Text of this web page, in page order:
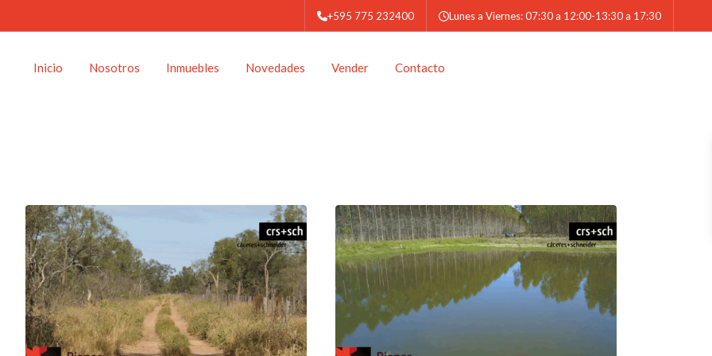
+595 775 232400 Lunes a Viernes: 07:30 a 12:00-13:30 a 17:30
Inicio Nosotros Inmuebles Novedades Vender Contacto